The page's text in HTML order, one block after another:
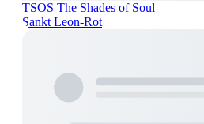
TSOS The Shades of Soul
Sankt Leon-Rot